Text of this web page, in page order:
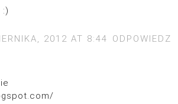
ODPOWIEDZ
2012 AT 8:44